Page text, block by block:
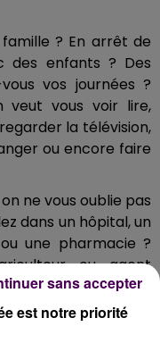
? En arrêt de
des enfants ? Des
vos journées ?
veut vous voir lire,
la télévision,
ou encore faire
ne vous oublie pas
dans un hôpital, un
une pharmacie ?
ou agent
photos au boulot.
Forts et unis.
est notre priorité
sans accepter